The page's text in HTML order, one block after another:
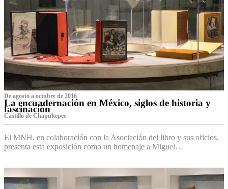
De agosto a octubre de 2016
La encuadernación en México, siglos de historia y
fascinación
Castillo de Chapultepec
El MNH, en colaboración con la Asociación del libro y sus oficios,
presenta esta exposición como un homenaje a Miguel…